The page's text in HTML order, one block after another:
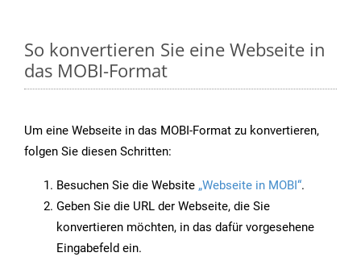
So konvertieren Sie eine Webseite in
das MOBI-Format
Um eine Webseite in das MOBI-Format zu konvertieren,
folgen Sie diesen Schritten:
Besuchen Sie die Website „Webseite in MOBI“.
Geben Sie die URL der Webseite, die Sie
konvertieren möchten, in das dafür vorgesehene
Eingabefeld ein.